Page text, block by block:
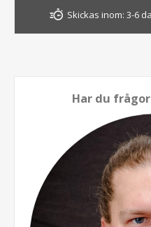
Skickas inom: 3-6
Har du